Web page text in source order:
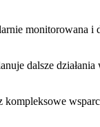
monitorowana
dalsze